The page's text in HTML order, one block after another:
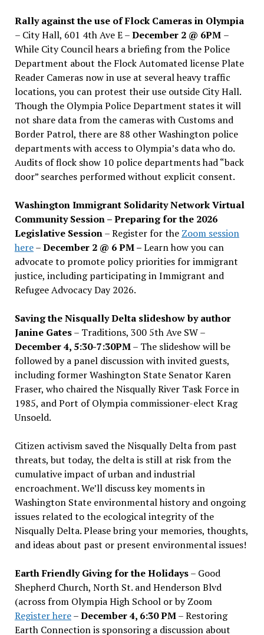
Rally against the use of Flock Cameras in Olympia
– City Hall, 601 4th Ave E –December 2 @ 6PM –
While City Council hears a briefing from the Police
Department about the Flock Automated license Plate
Reader Cameras now in use at several heavy traffic
locations, you can protest their use outside City Hall.
Though the Olympia Police Department states it will
not share data from the cameras with Customs and
Border Patrol, there are 88 other Washington police
departments with access to Olympia’s data who do.
Audits of flock show 10 police departments had “back
door” searches performed without explicit consent.
Washington Immigrant Solidarity Network Virtual
Community Session – Preparing for the 2026
Legislative Session– Register for the Zoom session
here–December 2 @ 6 PM –Learn how you can
advocate to promote policy priorities for immigrant
justice, including participating in Immigrant and
Refugee Advocacy Day 2026.
Saving the Nisqually Delta slideshow by author
Janine Gates– Traditions, 300 5th Ave SW –
December 4, 5:30-7:30PM– The slideshow will be
followed by a panel discussion with invited guests,
including former Washington State Senator Karen
Fraser, who chaired the Nisqually River Task Force in
1985, and Port of Olympia commissioner-elect Krag
Unsoeld.
Citizen activism saved the Nisqually Delta from past
threats, but today, the delta is still at risk from the
cumulative impact of urban and industrial
encroachment. We’ll discuss key moments in
Washington State environmental history and ongoing
issues related to the ecological integrity of the
Nisqually Delta. Please bring your memories, thoughts,
and ideas about past or present environmental issues!
Earth Friendly Giving for the Holidays– Good
Shepherd Church, North St. and Henderson Blvd
(across from Olympia High School or by Zoom
Register here–December 4, 6:30 PM– Restoring
Earth Connection is sponsoring a discussion about